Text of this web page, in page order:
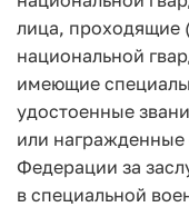
лица, проходящие
национальной
имеющие
удостоенные
или
Федерации за
в специальной